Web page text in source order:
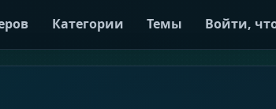
Категории Темы Войти,